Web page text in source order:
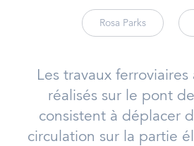
Rosa Parks
Les travaux
réalisés sur le pont
consistent à déplacer
circulation sur la partie